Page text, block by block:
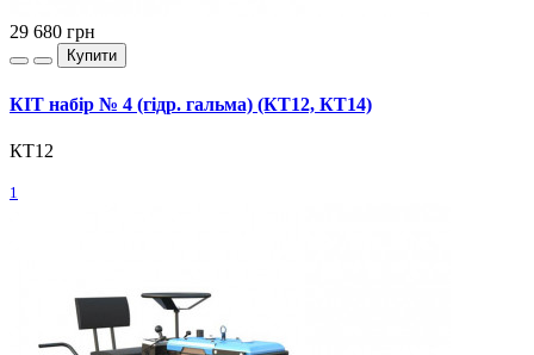
29 680 грн
Купити
КІТ набір № 4 (гідр. гальма) (КТ12, КТ14)
КТ12
1